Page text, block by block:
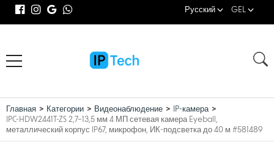
Русский GEL
Главная Категории Видеонаблюдение
IP-камера
IPC-HDW2441T-ZS 2,7–13,5 мм 4 МП сетевая камера Eyeball,
металлический корпус IP67, микрофон, ИК-подсветка до 40 м #581489